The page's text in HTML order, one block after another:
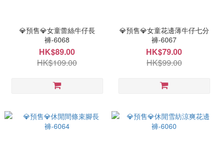
💎預售💎女童蕾絲牛仔長
褲-6068
HK$89.00
HK$109.00
💎預售💎女童花邊薄牛仔七分
褲-6067
HK$79.00
HK$99.00